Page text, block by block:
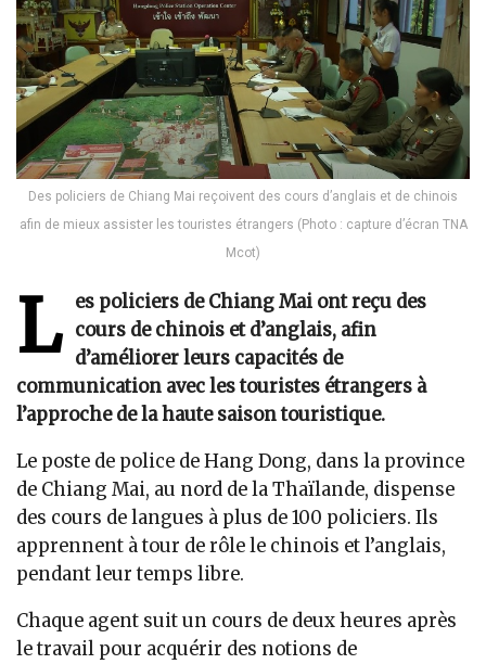
Des policiers de Chiang Mai reçoivent des cours d’anglais et de chinois
afin de mieux assister les touristes étrangers (Photo : capture d’écran TNA
Mcot)
L
es policiers de Chiang Mai ont reçu des
cours de chinois et d’anglais, afin
d’améliorer leurs capacités de
communication avec les touristes étrangers à
l’approche de la haute saison touristique.
Le poste de police de Hang Dong, dans la province
de Chiang Mai, au nord de la Thaïlande, dispense
des cours de langues à plus de 100 policiers. Ils
apprennent à tour de rôle le chinois et l’anglais,
pendant leur temps libre.
Chaque agent suit un cours de deux heures après
le travail pour acquérir des notions de